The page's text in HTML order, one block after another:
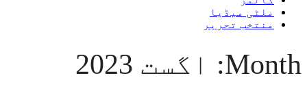
ملٹی میڈیا
منتخب تحریر
Month: اگست 2023